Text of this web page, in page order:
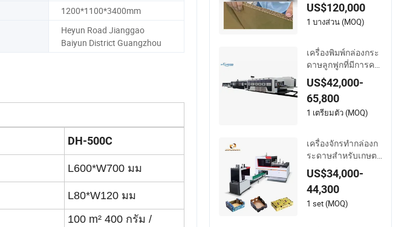
1200*1100*3400mm
Heyun Road Jianggao
Baiyun District Guangzhou
DH-500C
L600*W700 มม
L80*W120 มม
100 m² 400 กรัม /
าวและการบดขยี้ฟล
าป
US$120,000
1 บางส่วน (MOQ)
เครื่องพิมพ์กล่องกระ
ดาษลูกฟูกที่มีการคว
บคุมคอมพิวเตอร์แบ
บดับเบิลเซอร์โวเต็ม
รูปแบบ มีการพับและ
ติดกาว พร้อมระบบรั
ขอบนำอัตโนมัติ
US$42,000-
65,800
1 เตรียมตัว (MOQ)
เครื่องจักรทำกล่องก
ระดาษสำหรับเกษตร
กรรม ผลไม้ ผัก เครื่อ
งทำถาดมะม่วง
US$34,000-
44,300
1 set (MOQ)